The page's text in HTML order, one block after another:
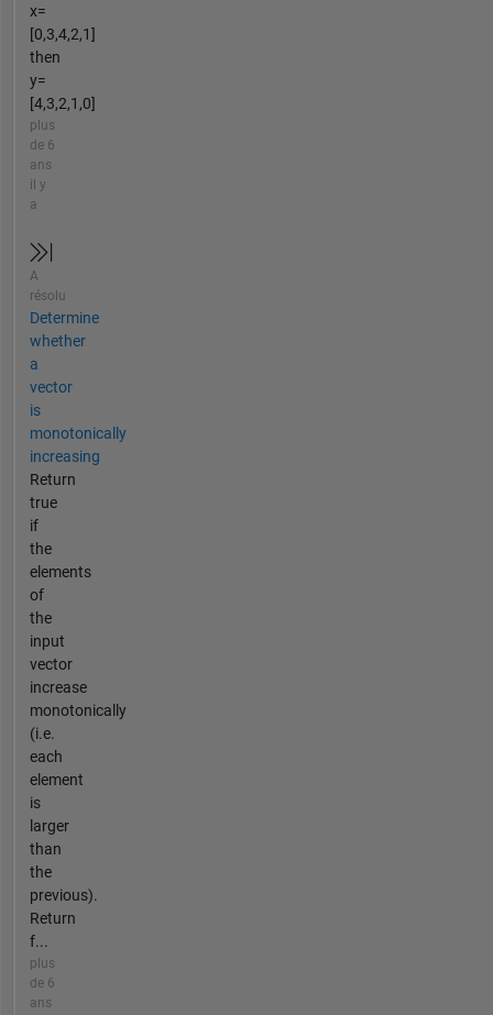
x=
[0,3,4,2,1]
then
y=
[4,3,2,1,0]
plus
de 6
ans
il y
a
A
résolu
Determine
whether
a
vector
is
monotonically
increasing
Return
true
if
the
elements
of
the
input
vector
increase
monotonically
(i.e.
each
element
is
larger
than
the
previous).
Return
f...
plus
de 6
ans